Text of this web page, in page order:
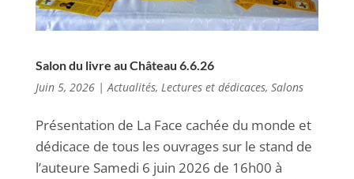
Salon du livre au Château 6.6.26
Juin 5, 2026|Actualités, Lectures et dédicaces, Salons
Présentation de La Face cachée du monde et
dédicace de tous les ouvrages sur le stand de
l’auteure Samedi 6 juin 2026 de 16h00 à